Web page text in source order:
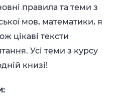
правила та теми з
мов, математики, я
цікаві тексти
Усі теми з курсу
книзі!